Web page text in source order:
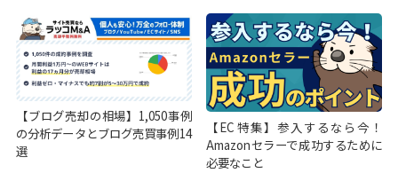
【ブログ売却の相場】1,050事例
の分析データとブログ売買事例14
選
【EC特集】参入するなら今！
Amazonセラーで成功するために
必要なこと